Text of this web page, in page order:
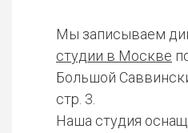
Мы записываем
студии в Москве
Большой
стр. 3.
Наша студия